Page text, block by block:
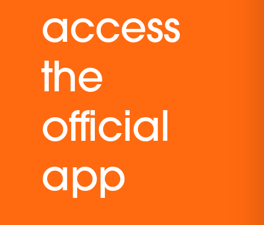
access
the
official
app